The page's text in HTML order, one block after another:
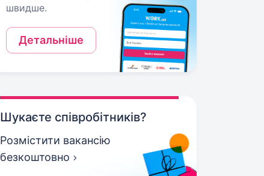
швидше.
Детальніше
Шукаєте співробітників?
Розмістити вакансію
безкоштовно